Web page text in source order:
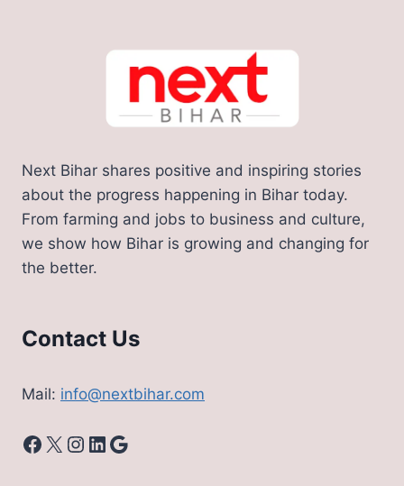
Next Bihar shares positive and inspiring stories
about the progress happening in Bihar today.
From farming and jobs to business and culture,
we show how Bihar is growing and changing for
the better.
Contact Us
Mail: info@nextbihar.com
Facebook
X Instagram
LinkedIn
Google